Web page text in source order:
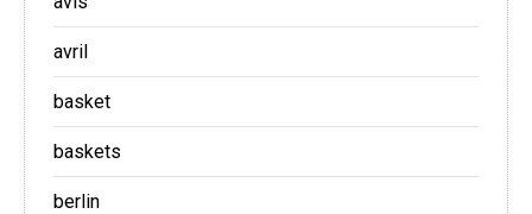
avril
basket
baskets
berlin